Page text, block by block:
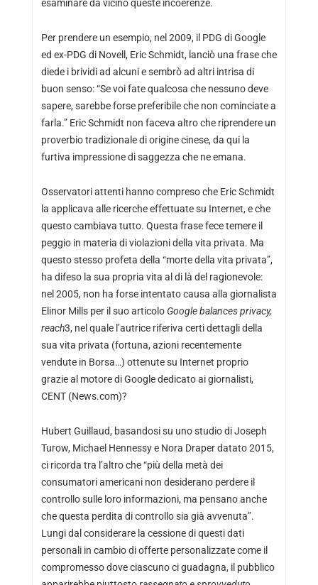
esaminare da vicino queste incoerenze.
Per prendere un esempio, nel 2009, il PDG di Google
ed ex-PDG di Novell, Eric Schmidt, lanciò una frase che
diede i brividi ad alcuni e sembrò ad altri intrisa di
buon senso: “Se voi fate qualcosa che nessuno deve
sapere, sarebbe forse preferibile che non cominciate a
farla.” Eric Schmidt non faceva altro che riprendere un
proverbio tradizionale di origine cinese, da qui la
furtiva impressione di saggezza che ne emana.
Osservatori attenti hanno compreso che Eric Schmidt
la applicava alle ricerche effettuate su Internet, e che
questo cambiava tutto. Questa frase fece temere il
peggio in materia di violazioni della vita privata. Ma
questo stesso profeta della “morte della vita privata”,
ha difeso la sua propria vita al di là del ragionevole:
nel 2005, non ha forse intentato causa alla giornalista
Elinor Mills per il suo articolo Google balances privacy,
reach3, nel quale l’autrice riferiva certi dettagli della
sua vita privata (fortuna, azioni recentemente
vendute in Borsa…) ottenute su Internet proprio
grazie al motore di Google dedicato ai giornalisti,
CENT (News.com)?
Hubert Guillaud, basandosi su uno studio di Joseph
Turow, Michael Hennessy e Nora Draper datato 2015,
ci ricorda tra l’altro che “più della metà dei
consumatori americani non desiderano perdere il
controllo sulle loro informazioni, ma pensano anche
che questa perdita di controllo sia già avvenuta”.
Lungi dal considerare la cessione di questi dati
personali in cambio di offerte personalizzate come il
compromesso dove ciascuno ci guadagna, il pubblico